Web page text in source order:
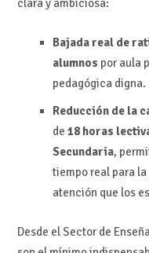
Bajada real de
alumnos por aula
pedagógica digna.
Reducción de la
de 18 horas
Secundaria,
tiempo real para
atención que los
Desde el Sector de